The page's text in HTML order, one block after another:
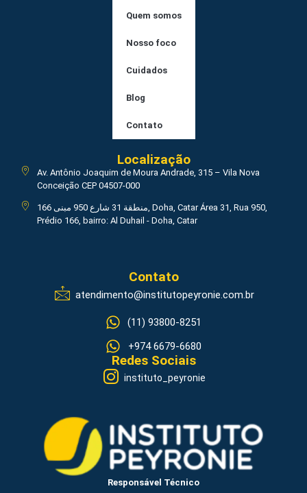
Quem somos
Nosso foco
Cuidados
Blog
Contato
Localização
Av. Antônio Joaquim de Moura Andrade, 315 – Vila Nova
Conceição CEP 04507-000
منطقة 31 شارع 950 مبنى 166, Doha, Catar Área 31, Rua 950,
Prédio 166, bairro: Al Duhail - Doha, Catar
Contato
atendimento@institutopeyronie.com.br
(11) 93800-8251
+974 6679-6680
Redes Sociais
instituto_peyronie
Responsável Técnico